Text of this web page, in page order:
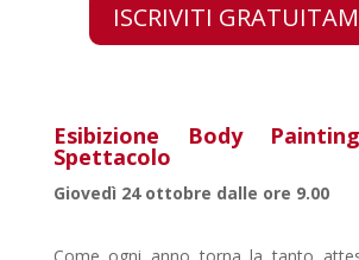
ISCRIVITI
Esibizione Body
Spettacolo
Giovedì 24 ottobre dalle ore 9.00